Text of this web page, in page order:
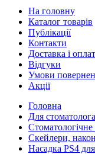
На головну
Каталог товарів
Публікації
Контакти
Доставка і
Відгуки
Умови
Акції
Головна
Для стоматолога
Скейлери,
Насадка PS4